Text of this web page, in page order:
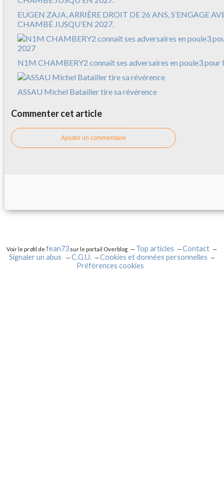
EUGEN ZAJA, ARRIÈRE DROIT DE 26 ANS, S’ENGAGE
CHAMBÉ JUSQU’EN 2027.
N1M CHAMBERY2 connaît ses adversaires en poule3 pour
ASSAU Michel Batailler tire sa révérence
Commenter cet article
Ajouter un commentaire
Voir le profil defean73 sur le portail Overblog Top articles
Contact
Signaler un abus
C.G.U.
Cookies et données personnelles
Préférences cookies